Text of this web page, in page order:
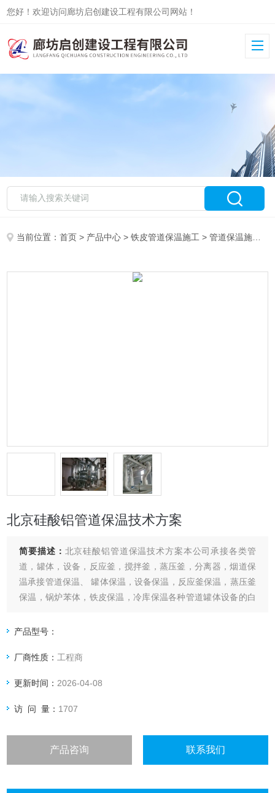
您好！欢迎访问廊坊启创建设工程有限公司网站！
当前位置：首页 > 产品中心 >铁皮管道保温施工 >管道保温施工队
北京硅酸铝管道保温技术方案
简要描述： 北京硅酸铝管道保温技术方案本公司承接各类管
道，罐体，设备，反应釜，搅拌釜，蒸压釜，分离器，烟道保
温承接管道保温、 罐体保温，设备保温，反应釜保温，蒸压釜
保温，锅炉苯体，铁皮保温，冷库保温各种管道罐体设备的白
铝皮保温铁皮保温、管道外部防护、玻璃棉保温、橡塑板保
产品型号：
厂商性质： 工程商
更新时间： 2026-04-08
访 问 量： 1707
产品咨询 联系我们